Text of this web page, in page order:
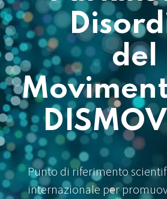
del
Punto di riferimento
internazionale per